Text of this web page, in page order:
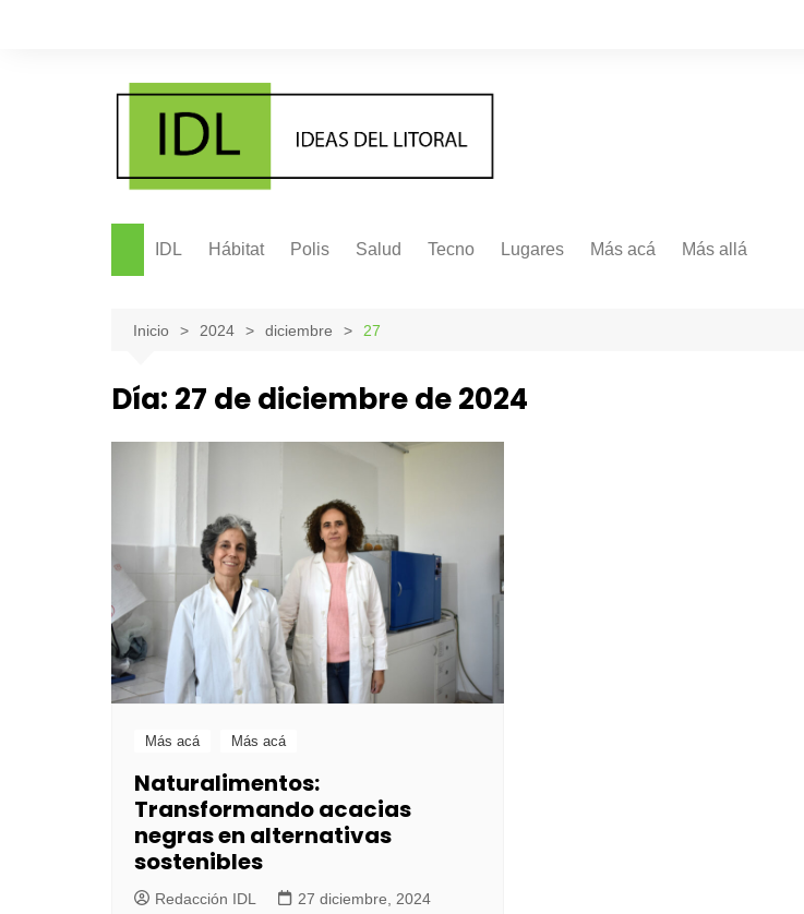
IDL Hábitat Polis Salud Tecno Lugares Más acá Más allá
Inicio 2024 diciembre 27
Día: 27 de diciembre de 2024
Más acá Más acá
Naturalimentos:
Transformando acacias
negras en alternativas
sostenibles
Redacción IDL 27 diciembre, 2024